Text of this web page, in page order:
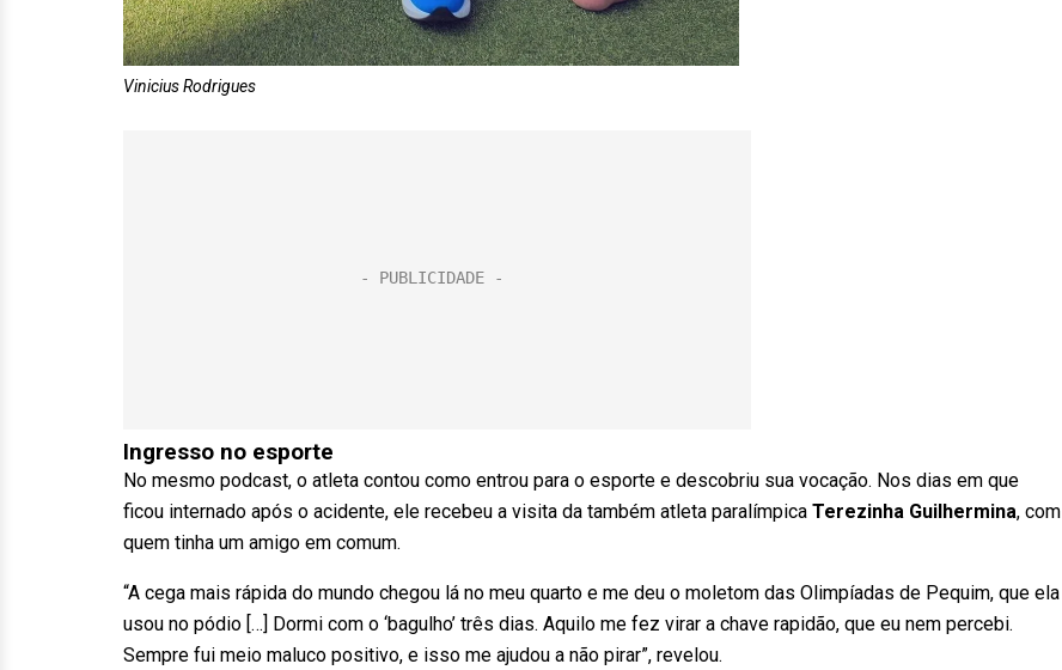
Vinicius Rodrigues
Ingresso no esporte
No mesmo podcast, o atleta contou como entrou para o esporte e descobriu sua vocação. Nos dias em que
ficou internado após o acidente, ele recebeu a visita da também atleta paralímpica Terezinha Guilhermina, com
quem tinha um amigo em comum.
“A cega mais rápida do mundo chegou lá no meu quarto e me deu o moletom das Olimpíadas de Pequim, que ela
usou no pódio […] Dormi com o ‘bagulho’ três dias. Aquilo me fez virar a chave rapidão, que eu nem percebi.
Sempre fui meio maluco positivo, e isso me ajudou a não pirar”, revelou.